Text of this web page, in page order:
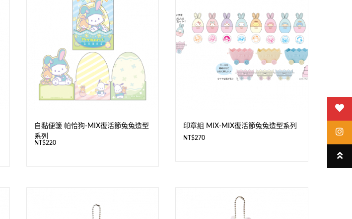
自黏便箋 帕恰狗-MIX復活節兔兔造型
系列
NT$220
印章組 MIX-MIX復活節兔兔造型系列
NT$270